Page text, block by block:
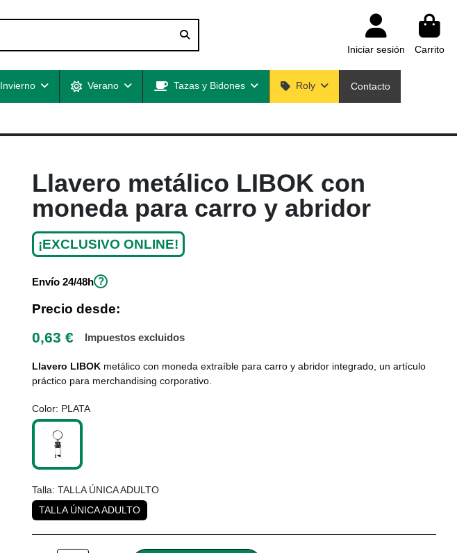
Iniciar sesión Carrito
Invierno Verano Tazas y Bidones Roly Contacto
Llavero metálico LIBOK con
moneda para carro y abridor
¡EXCLUSIVO ONLINE!
Envío 24/48h ?
Precio desde:
0,63 € Impuestos excluidos
Llavero LIBOK metálico con moneda extraíble para carro y abridor integrado, un artículo
práctico para merchandising corporativo.
Color PLATA
Talla TALLA ÚNICA ADULTO
TALLA ÚNICA ADULTO